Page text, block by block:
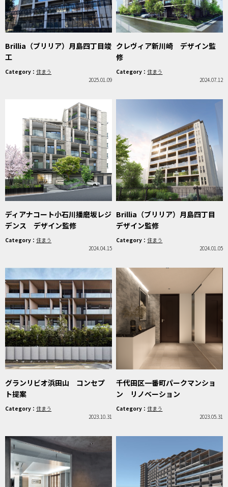
Brillia（ブリリア）月島四丁目竣
工
Category：住まう
2025.01.09
クレヴィア新川崎 デザイン監
修
Category：住まう
2024.07.12
ディアナコート小石川播磨坂レジ
デンス デザイン監修
Category：住まう
2024.04.15
Brillia（ブリリア）月島四丁目
デザイン監修
Category：住まう
2024.01.05
グランリビオ浜田山 コンセプ
ト提案
Category：住まう
2023.10.31
千代田区一番町パークマンショ
ン リノベーション
Category：住まう
2023.05.31